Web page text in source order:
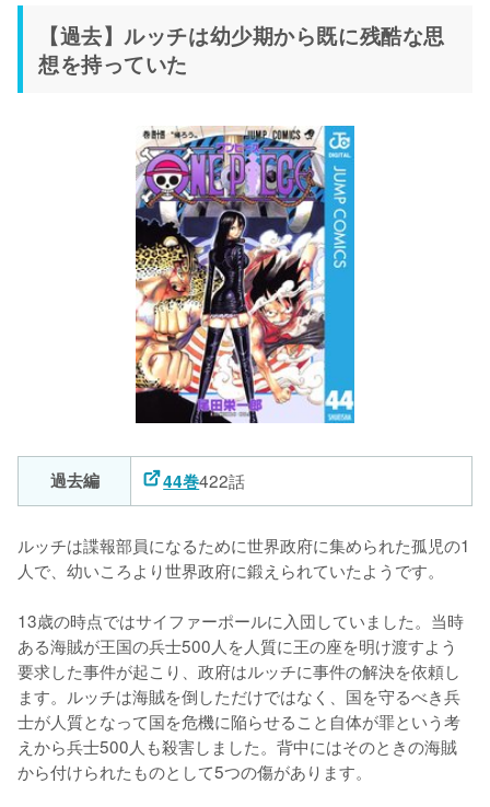
【過去】ルッチは幼少期から既に残酷な思
想を持っていた
過去編 44巻422話
ルッチは諜報部員になるために世界政府に集められた孤児の1
人で、幼いころより世界政府に鍛えられていたようです。
13歳の時点ではサイファーポールに入団していました。当時
ある海賊が王国の兵士500人を人質に王の座を明け渡すよう
要求した事件が起こり、政府はルッチに事件の解決を依頼し
ます。ルッチは海賊を倒しただけではなく、国を守るべき兵
士が人質となって国を危機に陥らせること自体が罪という考
えから兵士500人も殺害しました。背中にはそのときの海賊
から付けられたものとして5つの傷があります。